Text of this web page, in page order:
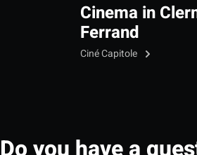
Cinema in
Ferrand
Ciné Capitole